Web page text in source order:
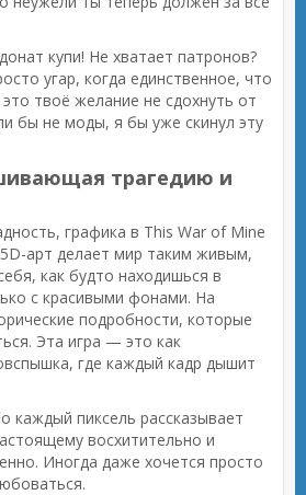
купи! Не хватает патронов?
угар, когда единственное, что
твоё желание не сдохнуть от
бы не моды, я бы уже скинул эту
трагедию и
графика в This War of Mine
арт делает мир таким живым,
как будто находишься в
с красивыми фонами. На
подробности, которые
Эта игра — это как
где каждый кадр дышит
каждый пиксель рассказывает
восхитительно и
Иногда даже хочется просто